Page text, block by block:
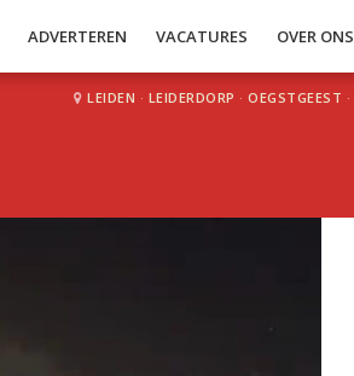
ADVERTEREN VACATURES OVER ONS
LEIDEN · LEIDERDORP · OEGSTGEEST ·